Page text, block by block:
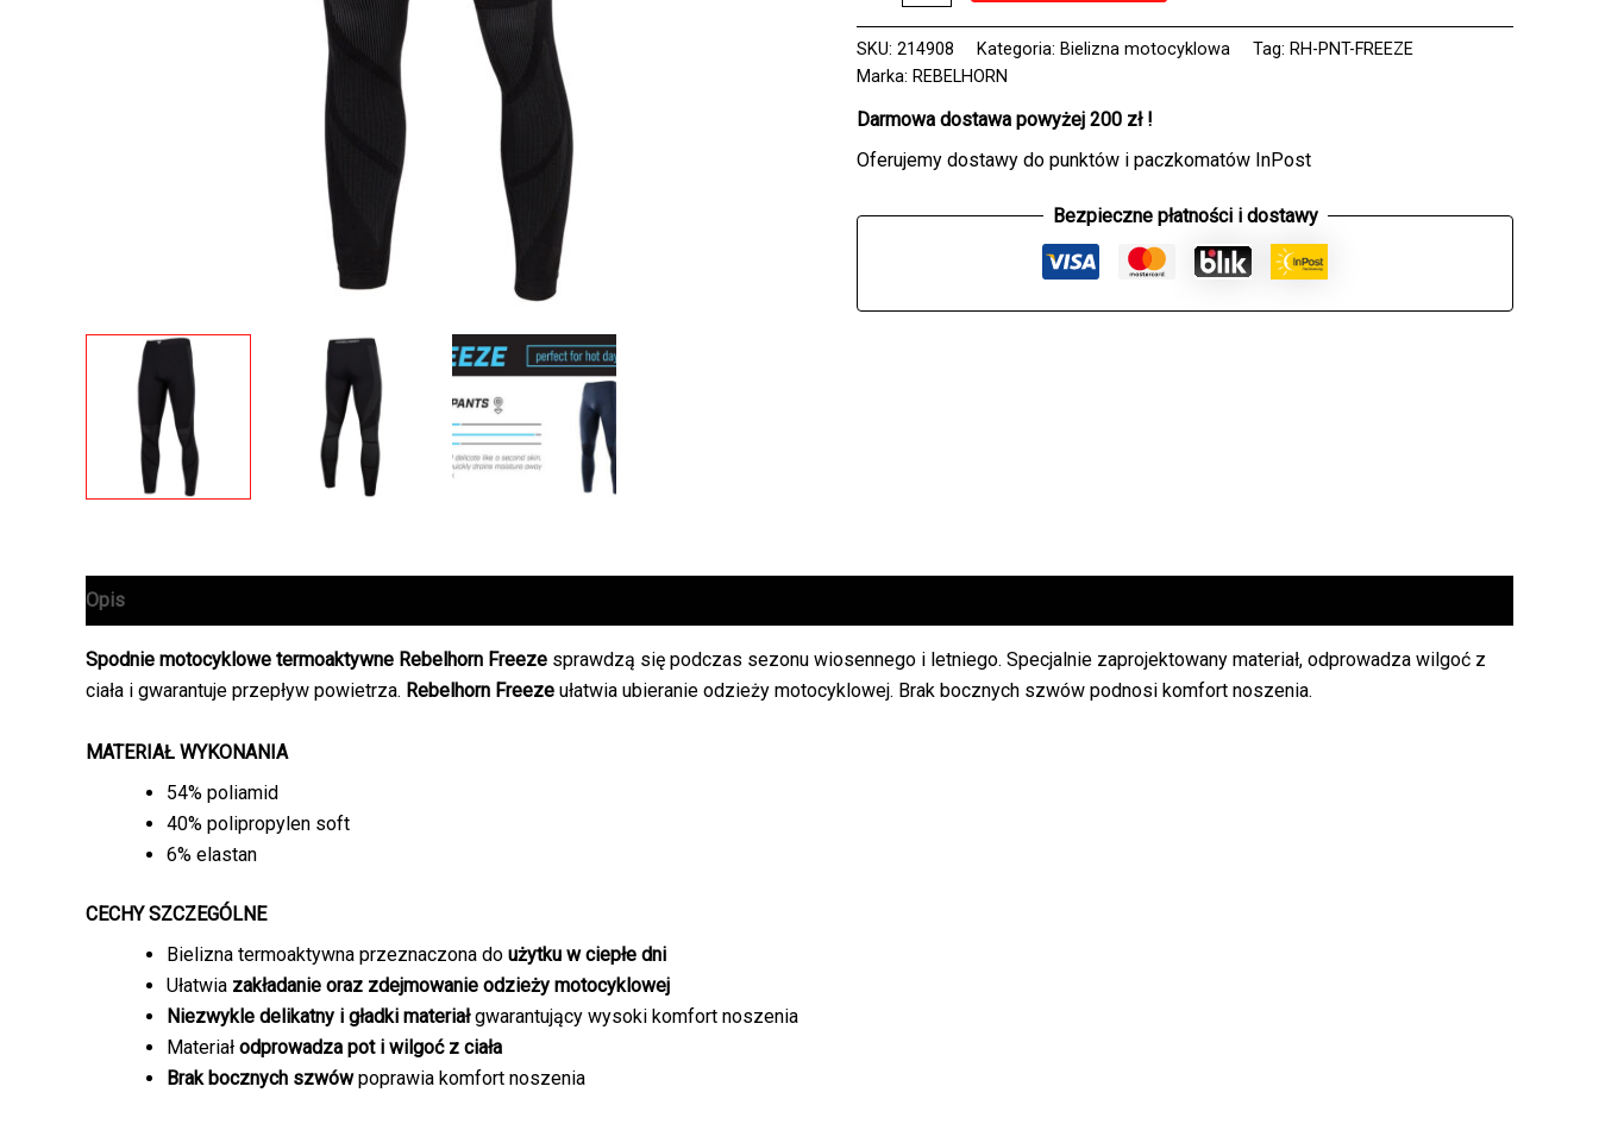
REBELHORN
FREEZE
SKU: 214908 Kategoria: Bielizna motocyklowa Tag: RH-PNT-FREEZE
Marka: REBELHORN
Darmowa dostawa powyżej 200 zł !
Oferujemy dostawy do punktów i paczkomatów InPost
Bezpieczne płatności i dostawy
Opis
Spodnie motocyklowe termoaktywne Rebelhorn Freeze sprawdzą się podczas sezonu wiosennego i letniego. Specjalnie zaprojektowany materiał, odprowadza wilgoć z
ciała i gwarantuje przepływ powietrza. Rebelhorn Freeze ułatwia ubieranie odzieży motocyklowej. Brak bocznych szwów podnosi komfort noszenia.
MATERIAŁ WYKONANIA
54% poliamid
40% polipropylen soft
6% elastan
CECHY SZCZEGÓLNE
Bielizna termoaktywna przeznaczona do użytku w ciepłe dni
Ułatwia zakładanie oraz zdejmowanie odzieży motocyklowej
Niezwykle delikatny i gładki materiałgwarantujący wysoki komfort noszenia
Materiał odprowadza pot i wilgoć z ciała
Brak bocznych szwówpoprawia komfort noszenia